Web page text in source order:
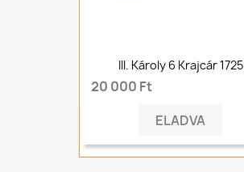
III. Károly 6 Krajcár 1725
20 000 Ft
ELADVA